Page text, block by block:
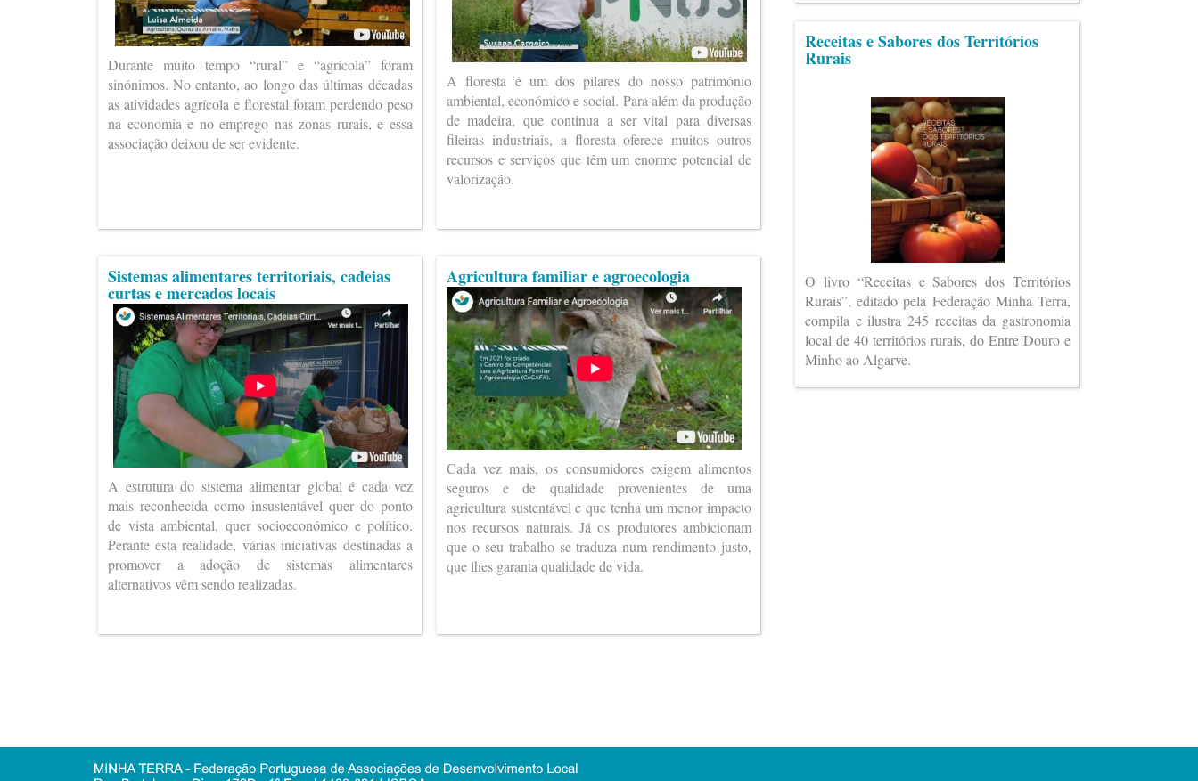
Durante muito tempo “rural” e “agrícola” foram
sinónimos. No entanto, ao longo das últimas décadas
as atividades agrícola e florestal foram perdendo peso
na economia e no emprego nas zonas rurais, e essa
associação deixou de ser evidente.
Sistemas alimentares territoriais, cadeias
curtas e mercados locais
A estrutura do sistema alimentar global é cada vez
mais reconhecida como insustentável quer do ponto
de vista ambiental, quer socioeconómico e político.
Perante esta realidade, várias iniciativas destinadas a
promover a adoção de sistemas alimentares
alternativos vêm sendo realizadas.
A floresta é um dos pilares do nosso património
ambiental, económico e social. Para além da produção
de madeira, que continua a ser vital para diversas
fileiras industriais, a floresta oferece muitos outros
recursos e serviços que têm um enorme potencial de
valorização.
Agricultura familiar e agroecologia
Cada vez mais, os consumidores exigem alimentos
seguros e de qualidade provenientes de uma
agricultura sustentável e que tenha um menor impacto
nos recursos naturais. Já os produtores ambicionam
que o seu trabalho se traduza num rendimento justo,
que lhes garanta qualidade de vida.
Receitas e Sabores dos Territórios
Rurais
O livro “Receitas e Sabores dos Territórios
Rurais”, editado pela Federação Minha Terra,
compila e ilustra 245 receitas da gastronomia
local de 40 territórios rurais, do Entre Douro e
Minho ao Algarve.